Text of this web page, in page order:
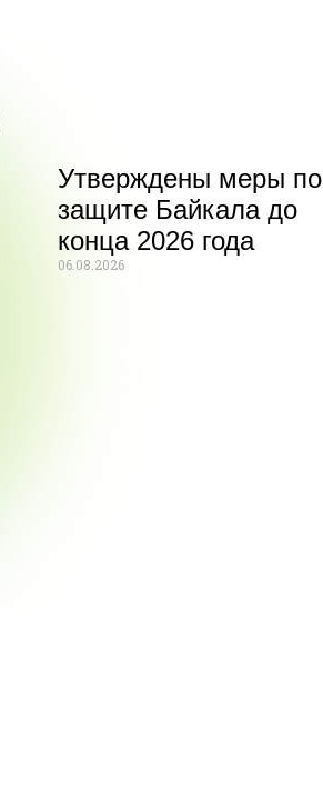
Утверждены меры по
защите Байкала до
конца 2026 года
06.08.2026